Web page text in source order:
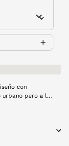
con
urbano pero a la
en color